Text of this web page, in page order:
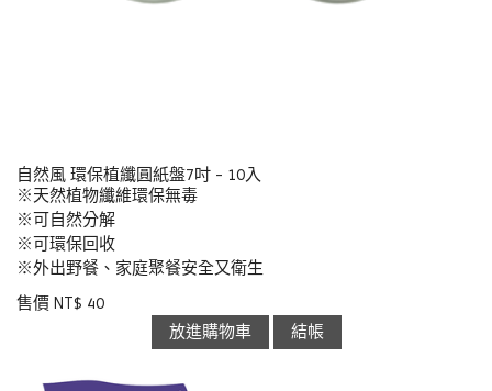
自然風 環保植纖圓紙盤7吋 - 10入
※天然植物纖維環保無毒
※可自然分解
※可環保回收
※外出野餐、家庭聚餐安全又衛生
售價 NT$ 40